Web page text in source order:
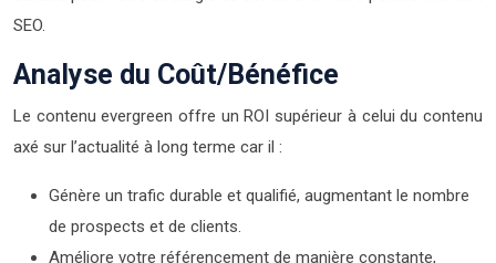
SEO.
Analyse du Coût/Bénéfice
Le contenu evergreen offre un ROI supérieur à celui du contenu
axé sur l’actualité à long terme car il :
Génère un trafic durable et qualifié, augmentant le nombre
de prospects et de clients.
Améliore votre référencement de manière constante,